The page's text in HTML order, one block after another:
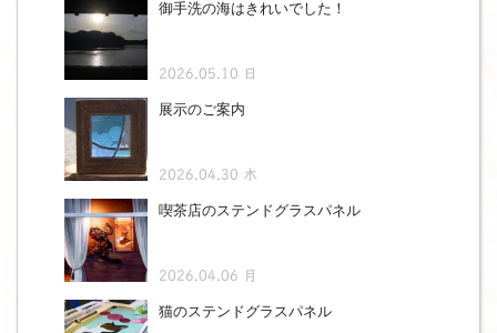
御手洗の海はきれいでした！
2026.05.10 日
展示のご案内
2026.04.30 木
喫茶店のステンドグラスパネル
2026.04.06 月
猫のステンドグラスパネル